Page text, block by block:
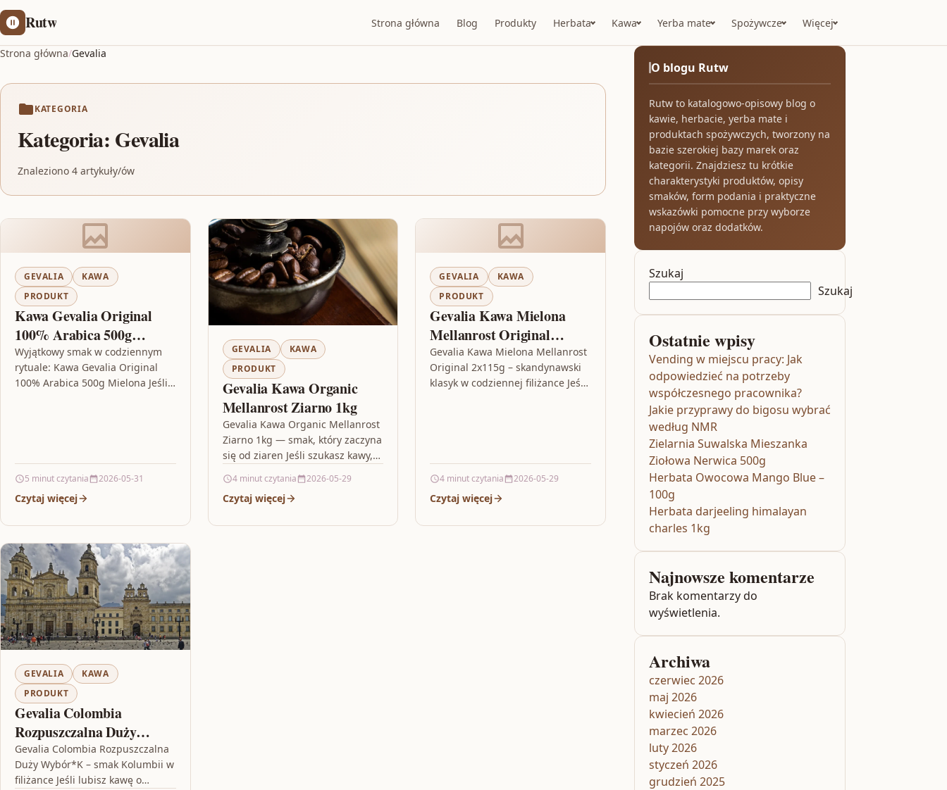
Rutw Strona główna Blog Produkty Herbata Kawa Yerba mate Spożywcze Więcej
Strona główna/Gevalia
KATEGORIA
Kategoria: Gevalia
Znaleziono 4 artykuły/ów
GEVALIA
KAWA
PRODUKT
Kawa Gevalia Original
100% Arabica 500g
Mielona
Wyjątkowy smak w codziennym
rytuale: Kawa Gevalia Original
100% Arabica 500g Mielona Jeśli
5 minut czytania 2026-05-31
Czytaj więcej
GEVALIA
KAWA
PRODUKT
Gevalia Kawa Organic
Mellanrost Ziarno 1kg
Gevalia Kawa Organic Mellanrost
Ziarno 1kg — smak, który zaczyna
się od ziaren Jeśli szukasz kawy,
etapie przygotowania,…
4 minut czytania 2026-05-29
Czytaj więcej
GEVALIA
KAWA
PRODUKT
Gevalia Kawa Mielona
Mellanrost Original
2x115g
Gevalia Kawa Mielona Mellanrost
Original 2x115g – skandynawski
klasyk w codziennej filiżance Jeśli
4 minut czytania 2026-05-29
Czytaj więcej
GEVALIA
KAWA
PRODUKT
Gevalia Colombia
Rozpuszczalna Duży
Wybór*K
Gevalia Colombia Rozpuszczalna
Duży Wybór*K – smak Kolumbii w
filiżance Jeśli lubisz kawę o
O blogu Rutw
Rutw to katalogowo-opisowy blog o
kawie, herbacie, yerba mate i
produktach spożywczych, tworzony na
bazie szerokiej bazy marek oraz
kategorii. Znajdziesz tu krótkie
charakterystyki produktów, opisy
smaków, form podania i praktyczne
wskazówki pomocne przy wyborze
napojów oraz dodatków.
Szukaj
Szukaj
Ostatnie wpisy
Vending w miejscu pracy: Jak
odpowiedzieć na potrzeby
współczesnego pracownika?
Jakie przyprawy do bigosu wybrać
według NMR
Zielarnia Suwalska Mieszanka
Ziołowa Nerwica 500g
Herbata Owocowa Mango Blue –
100g
Herbata darjeeling himalayan
charles 1kg
Najnowsze komentarze
Brak komentarzy do
wyświetlenia.
Archiwa
czerwiec 2026
maj 2026
kwiecień 2026
marzec 2026
luty 2026
styczeń 2026
grudzień 2025